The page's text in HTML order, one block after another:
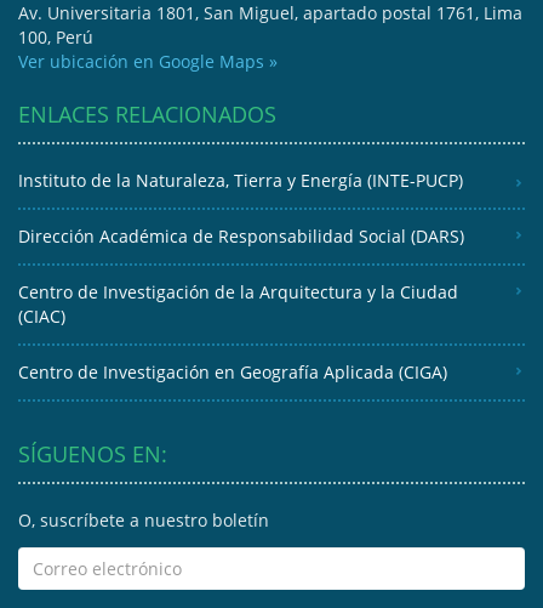
Av. Universitaria 1801, San Miguel, apartado postal 1761, Lima
100, Perú
Ver ubicación en Google Maps »
ENLACES RELACIONADOS
Instituto de la Naturaleza, Tierra y Energía (INTE-PUCP)
Dirección Académica de Responsabilidad Social (DARS)
Centro de Investigación de la Arquitectura y la Ciudad
(CIAC)
Centro de Investigación en Geografía Aplicada (CIGA)
SÍGUENOS EN:
O, suscríbete a nuestro boletín